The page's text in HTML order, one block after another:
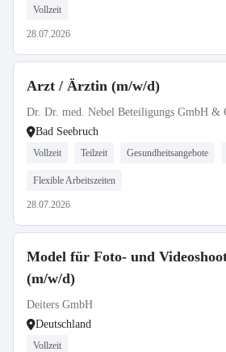
Vollzeit
28.07.2026
Arzt / Ärztin (m/w/d)
Dr. Dr. med. Nebel Beteiligungs GmbH &
Bad Seebruch
Vollzeit Teilzeit Gesundheitsangebote
Flexible Arbeitszeiten
28.07.2026
Model für Foto- und
(m/w/d)
Deiters GmbH
Deutschland
Vollzeit